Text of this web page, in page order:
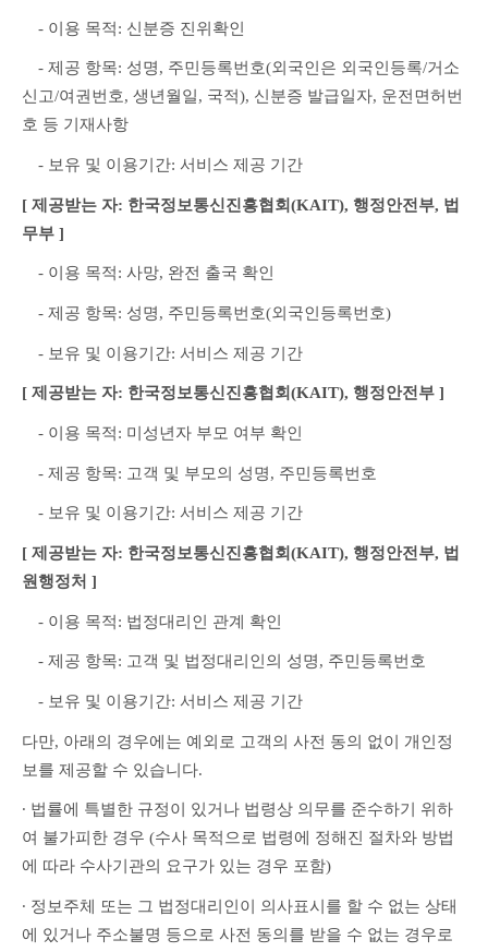
- 이용 목적: 신분증 진위확인
- 제공 항목: 성명, 주민등록번호(외국인은 외국인등록/거소
신고/여권번호, 생년월일, 국적), 신분증 발급일자, 운전면허번
호 등 기재사항
- 보유 및 이용기간: 서비스 제공 기간
[ 제공받는 자: 한국정보통신진흥협회(KAIT), 행정안전부, 법
무부 ]
- 이용 목적: 사망, 완전 출국 확인
- 제공 항목: 성명, 주민등록번호(외국인등록번호)
- 보유 및 이용기간: 서비스 제공 기간
[ 제공받는 자: 한국정보통신진흥협회(KAIT), 행정안전부 ]
- 이용 목적: 미성년자 부모 여부 확인
- 제공 항목: 고객 및 부모의 성명, 주민등록번호
- 보유 및 이용기간: 서비스 제공 기간
[ 제공받는 자: 한국정보통신진흥협회(KAIT), 행정안전부, 법
원행정처 ]
- 이용 목적: 법정대리인 관계 확인
- 제공 항목: 고객 및 법정대리인의 성명, 주민등록번호
- 보유 및 이용기간: 서비스 제공 기간
다만, 아래의 경우에는 예외로 고객의 사전 동의 없이 개인정
보를 제공할 수 있습니다.
∙ 법률에 특별한 규정이 있거나 법령상 의무를 준수하기 위하
여 불가피한 경우 (수사 목적으로 법령에 정해진 절차와 방법
에 따라 수사기관의 요구가 있는 경우 포함)
∙ 정보주체 또는 그 법정대리인이 의사표시를 할 수 없는 상태
에 있거나 주소불명 등으로 사전 동의를 받을 수 없는 경우로